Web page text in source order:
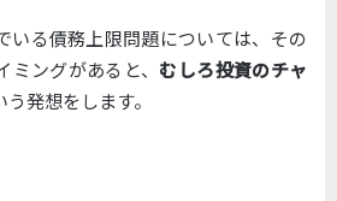
いる債務上限問題については、その
ングがあると、 むしろ投資のチャ
発想をします。